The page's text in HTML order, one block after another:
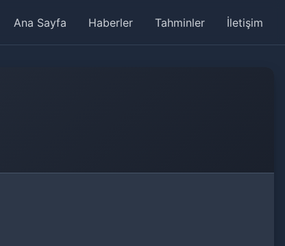
Ana Sayfa Haberler Tahminler İletişim